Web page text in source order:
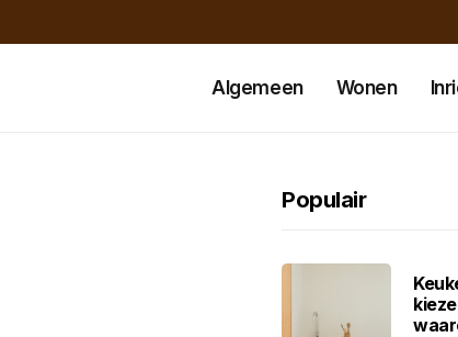
Algemeen Wonen
Populair